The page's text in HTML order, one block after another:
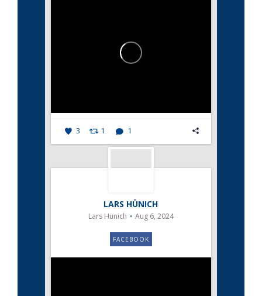
3 1 1
LARS HÜNICH
Lars Hünich Aug 6, 2024
FACEBOOK